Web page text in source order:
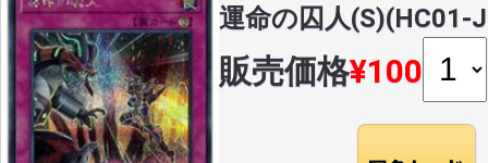
運命の囚人(S)(HC01-
販売価格¥100